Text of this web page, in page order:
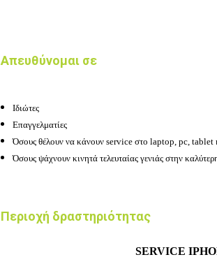
Απευθύνομαι σε
Ιδιώτες
Επαγγελματίες
Όσους θέλουν να κάνουν service στο laptop, pc, tablet
Όσους ψάχνουν κινητά τελευταίας γενιάς στην
Περιοχή δραστηριότητας
SERVICE